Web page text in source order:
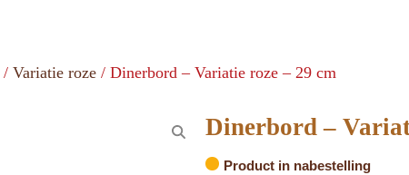
/ Variatie roze / Dinerbord – Variatie roze – 29 cm
Dinerbord –
Product in nabestelling